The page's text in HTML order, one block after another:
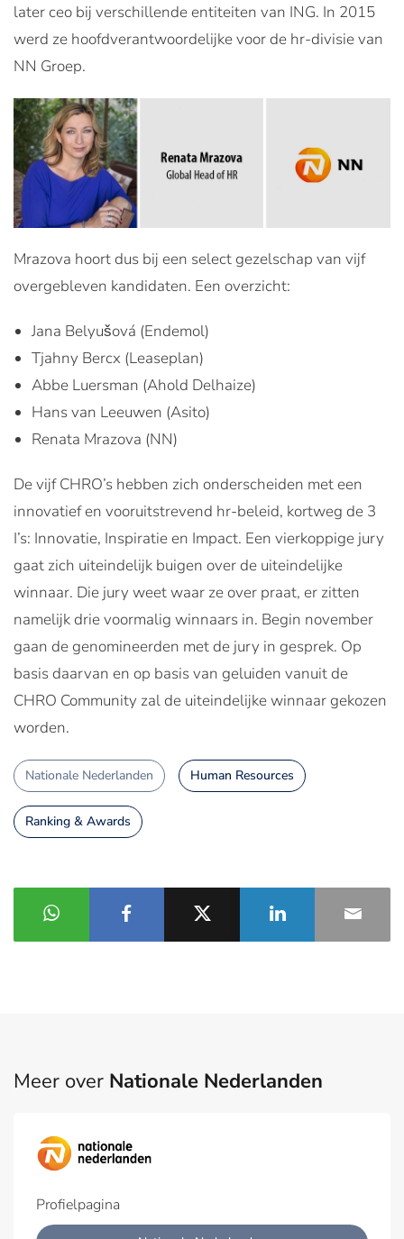
later ceo bij verschillende entiteiten van ING. In 2015
werd ze hoofdverantwoordelijke voor de hr-divisie van
NN Groep.
Mrazova hoort dus bij een select gezelschap van vijf
overgebleven kandidaten. Een overzicht:
Jana Belyušová (Endemol)
Tjahny Bercx (Leaseplan)
Abbe Luersman (Ahold Delhaize)
Hans van Leeuwen (Asito)
Renata Mrazova (NN)
De vijf CHRO’s hebben zich onderscheiden met een
innovatief en vooruitstrevend hr-beleid, kortweg de 3
I’s: Innovatie, Inspiratie en Impact. Een vierkoppige jury
gaat zich uiteindelijk buigen over de uiteindelijke
winnaar. Die jury weet waar ze over praat, er zitten
namelijk drie voormalig winnaars in. Begin november
gaan de genomineerden met de jury in gesprek. Op
basis daarvan en op basis van geluiden vanuit de
CHRO Community zal de uiteindelijke winnaar gekozen
worden.
Nationale Nederlanden Human Resources
Ranking & Awards
Meer over Nationale Nederlanden
Profielpagina